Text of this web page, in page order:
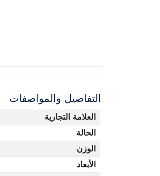
التفاصيل والمواصفات
العلامة التجارية
الحالة
الوزن
الأبعاد